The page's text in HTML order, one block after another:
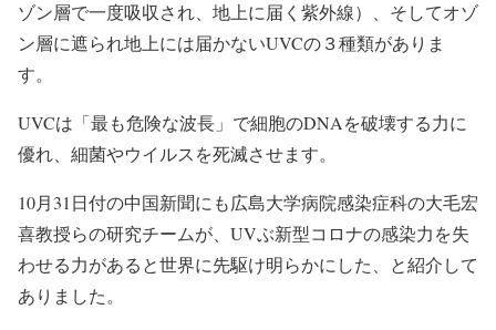
ゾン層で一度吸収され、地上に届く紫外線）、そしてオゾ
ン層に遮られ地上には届かないUVCの３種類がありま
す。
UVCは「最も危険な波長」で細胞のDNAを破壊する力に
優れ、細菌やウイルスを死滅させます。
10月31日付の中国新聞にも広島大学病院感染症科の大毛宏
喜教授らの研究チームが、UVぶ新型コロナの感染力を失
わせる力があると世界に先駆け明らかにした、と紹介して
ありました。